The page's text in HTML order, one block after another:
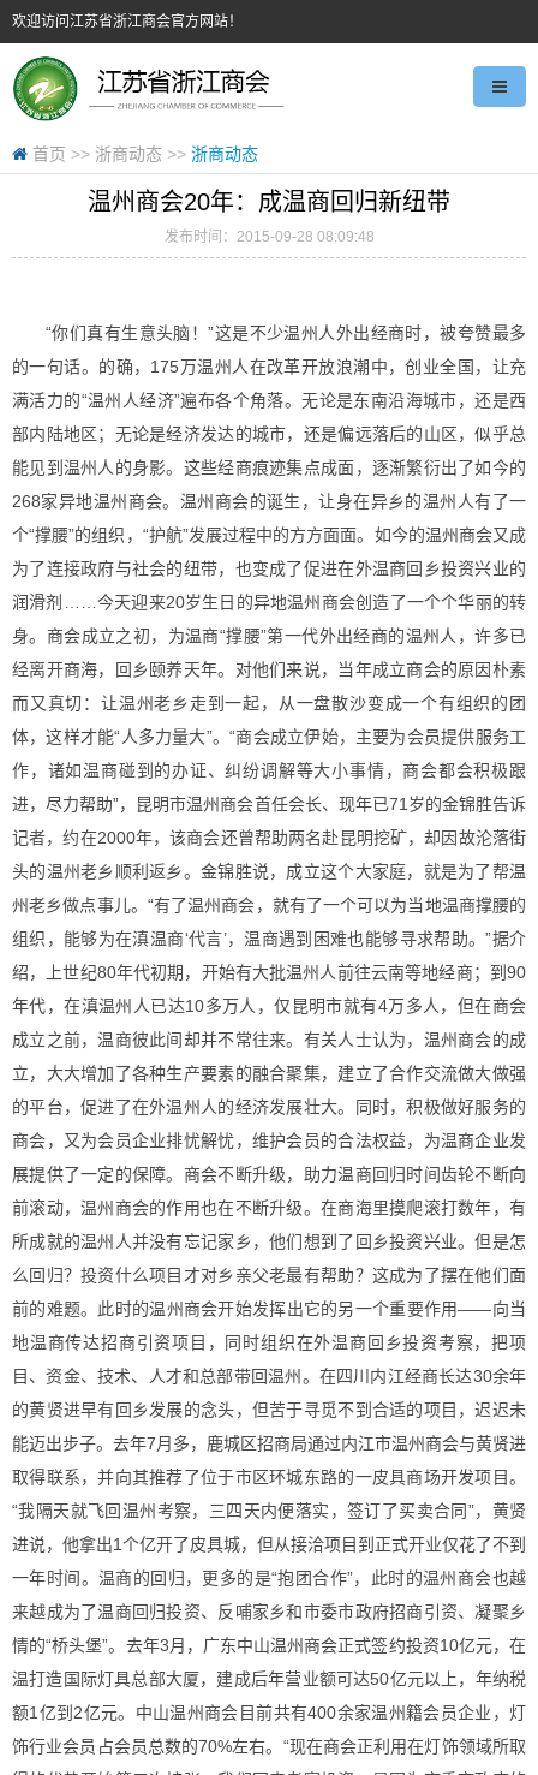
欢迎访问江苏省浙江商会官方网站！
首页 >> 浙商动态 >> 浙商动态
温州商会20年：成温商回归新纽带
发布时间：2015-09-28 08:09:48
“你们真有生意头脑！”这是不少温州人外出经商时，被夸赞最多
的一句话。的确，175万温州人在改革开放浪潮中，创业全国，让充
满活力的“温州人经济”遍布各个角落。无论是东南沿海城市，还是西
部内陆地区；无论是经济发达的城市，还是偏远落后的山区，似乎总
能见到温州人的身影。这些经商痕迹集点成面，逐渐繁衍出了如今的
268家异地温州商会。温州商会的诞生，让身在异乡的温州人有了一
个“撑腰”的组织，“护航”发展过程中的方方面面。如今的温州商会又成
为了连接政府与社会的纽带，也变成了促进在外温商回乡投资兴业的
润滑剂……今天迎来20岁生日的异地温州商会创造了一个个华丽的转
身。商会成立之初，为温商“撑腰”第一代外出经商的温州人，许多已
经离开商海，回乡颐养天年。对他们来说，当年成立商会的原因朴素
而又真切：让温州老乡走到一起，从一盘散沙变成一个有组织的团
体，这样才能“人多力量大”。“商会成立伊始，主要为会员提供服务工
作，诸如温商碰到的办证、纠纷调解等大小事情，商会都会积极跟
进，尽力帮助”，昆明市温州商会首任会长、现年已71岁的金锦胜告诉
记者，约在2000年，该商会还曾帮助两名赴昆明挖矿，却因故沦落街
头的温州老乡顺利返乡。金锦胜说，成立这个大家庭，就是为了帮温
州老乡做点事儿。“有了温州商会，就有了一个可以为当地温商撑腰的
组织，能够为在滇温商‘代言’，温商遇到困难也能够寻求帮助。”据介
绍，上世纪80年代初期，开始有大批温州人前往云南等地经商；到90
年代，在滇温州人已达10多万人，仅昆明市就有4万多人，但在商会
成立之前，温商彼此间却并不常往来。有关人士认为，温州商会的成
立，大大增加了各种生产要素的融合聚集，建立了合作交流做大做强
的平台，促进了在外温州人的经济发展壮大。同时，积极做好服务的
商会，又为会员企业排忧解忧，维护会员的合法权益，为温商企业发
展提供了一定的保障。商会不断升级，助力温商回归时间齿轮不断向
前滚动，温州商会的作用也在不断升级。在商海里摸爬滚打数年，有
所成就的温州人并没有忘记家乡，他们想到了回乡投资兴业。但是怎
么回归？投资什么项目才对乡亲父老最有帮助？这成为了摆在他们面
前的难题。此时的温州商会开始发挥出它的另一个重要作用——向当
地温商传达招商引资项目，同时组织在外温商回乡投资考察，把项
目、资金、技术、人才和总部带回温州。在四川内江经商长达30余年
的黄贤进早有回乡发展的念头，但苦于寻觅不到合适的项目，迟迟未
能迈出步子。去年7月多，鹿城区招商局通过内江市温州商会与黄贤进
取得联系，并向其推荐了位于市区环城东路的一皮具商场开发项目。
“我隔天就飞回温州考察，三四天内便落实，签订了买卖合同”，黄贤
进说，他拿出1个亿开了皮具城，但从接洽项目到正式开业仅花了不到
一年时间。温商的回归，更多的是“抱团合作”，此时的温州商会也越
来越成为了温商回归投资、反哺家乡和市委市政府招商引资、凝聚乡
情的“桥头堡”。去年3月，广东中山温州商会正式签约投资10亿元，在
温打造国际灯具总部大厦，建成后年营业额可达50亿元以上，年纳税
额1亿到2亿元。中山温州商会目前共有400余家温州籍会员企业，灯
饰行业会员占会员总数的70%左右。“现在商会正利用在灯饰领域所取